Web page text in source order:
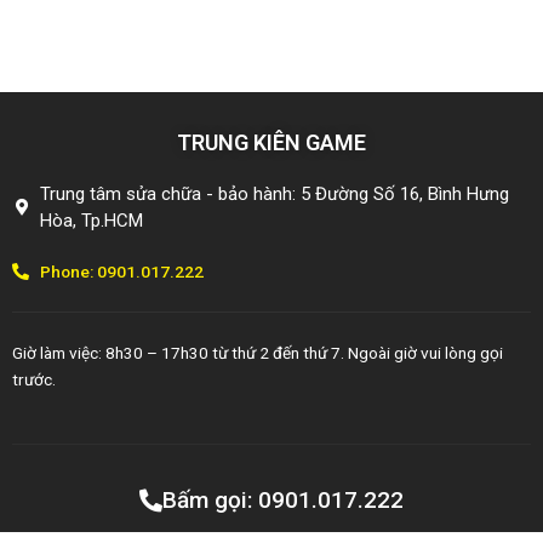
TRUNG KIÊN GAME
Trung tâm sửa chữa - bảo hành: 5 Đường Số 16, Bình Hưng
Hòa, Tp.HCM
Phone: 0901.017.222
Giờ làm việc: 8h30 – 17h30 từ thứ 2 đến thứ 7. Ngoài giờ vui lòng gọi
trước.
Copyright © 2014 - Bản quyền thuộc công ty TNHH TMDV
Vinagame
Bấm gọi: 0901.017.222